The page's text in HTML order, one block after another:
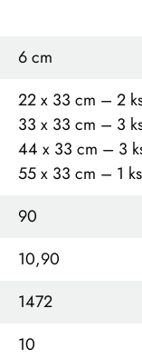
6 cm
22 x 33 cm – 2
33 x 33 cm – 3
44 x 33 cm – 3
55 x 33 cm – 1 ks
90
10,90
1472
10